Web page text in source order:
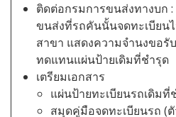
ติดต่อกรมการขนส่งทางบก
ขนส่งที่รถคันนั้นจดทะเบียน
สาขา แสดงความจำนงขอรั
ทดแทนแผ่นป้ายเดิมที่ชำรุด
เตรียมเอกสาร
แผ่นป้ายทะเบียนรถเดิมที่
สมุดคู่มือจดทะเบียนรถ (